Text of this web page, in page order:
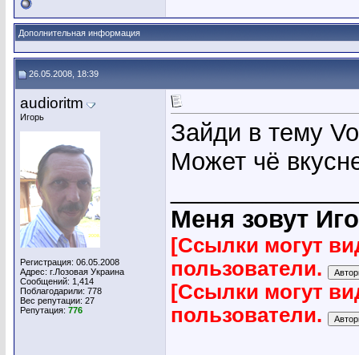
Дополнительная информация
26.05.2008, 18:39
audioritm
Игорь
Регистрация: 06.05.2008
Адрес: г.Лозовая Украина
Сообщений: 1,414
Поблагодарили: 778
Вес репутации: 27
Репутация: 776
Зайди в тему
Может чё
Меня зовут
[Ссылки могут
пользователи.
[Ссылки могут
пользователи.